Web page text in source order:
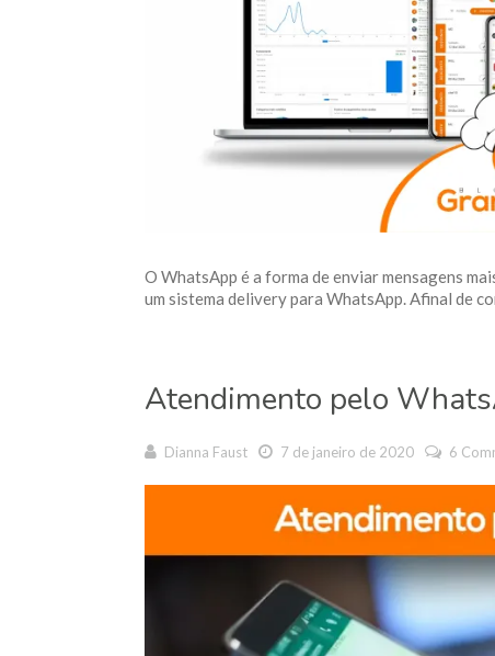
O WhatsApp é a forma de enviar mensagens
um sistema delivery para WhatsApp. Afinal de
Atendimento pelo
Dianna Faust 7 de janeiro de 2020 6